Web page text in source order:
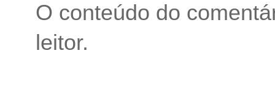
O conteúdo do
leitor.